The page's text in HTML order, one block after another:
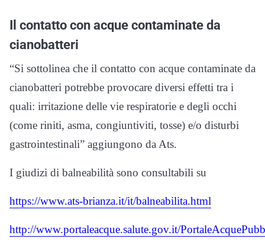
Il contatto con acque contaminate da
cianobatteri
“Si sottolinea che il contatto con acque contaminate da
cianobatteri potrebbe provocare diversi effetti tra i
quali: irritazione delle vie respiratorie e degli occhi
(come riniti, asma, congiuntiviti, tosse) e/o disturbi
gastrointestinali” aggiungono da Ats.
I giudizi di balneabilità sono consultabili su
https://www.ats-brianza.it/it/balneabilita.html
http://www.portaleacque.salute.gov.it/